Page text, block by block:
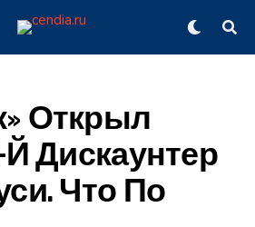
Открыл
Й Дискаунтер
Что По